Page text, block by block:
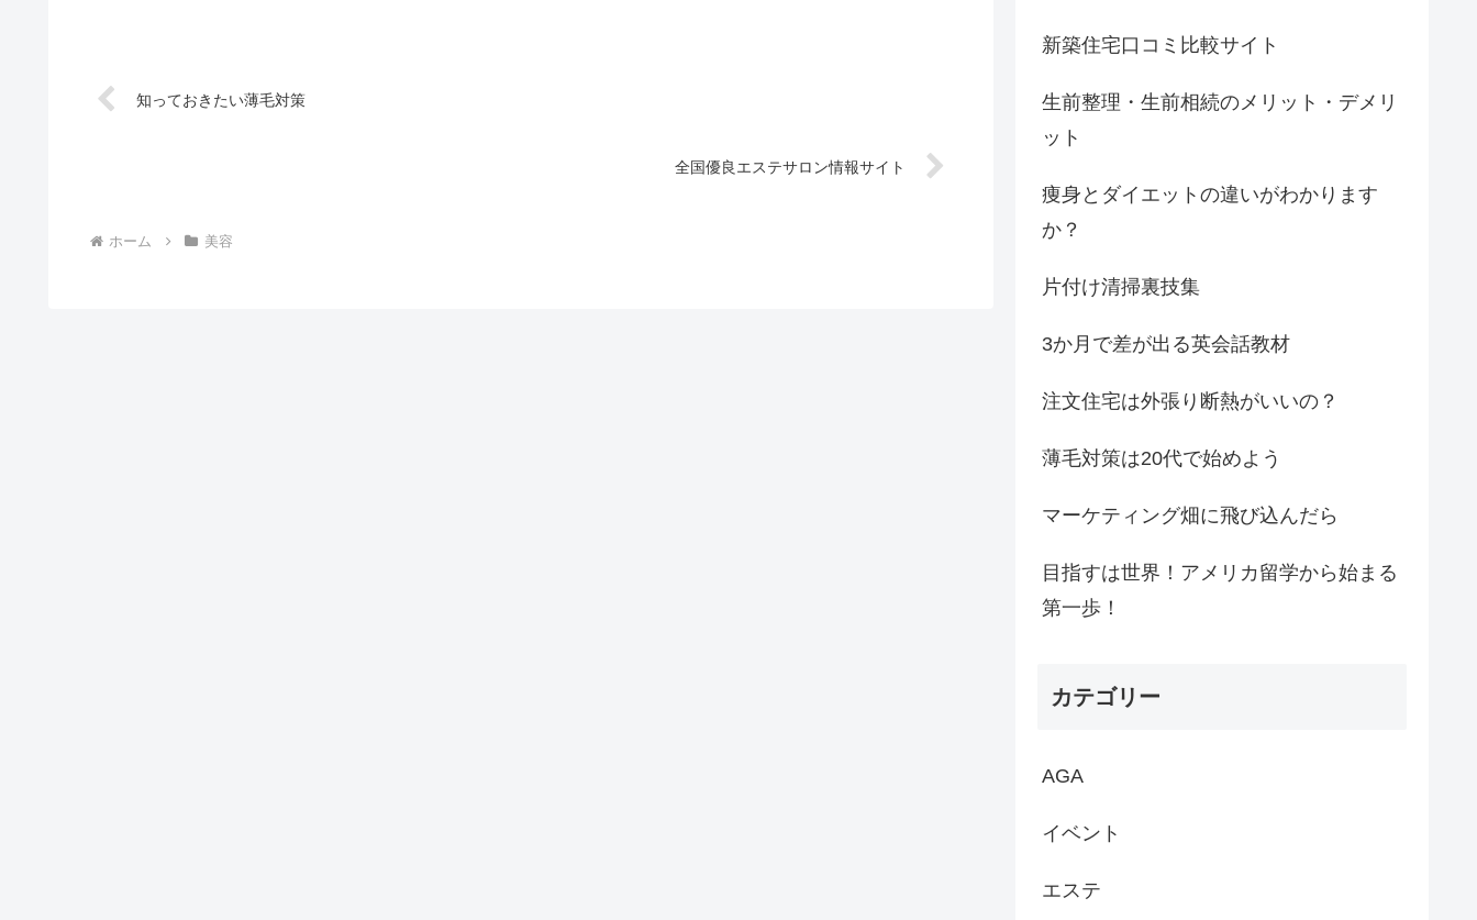
知っておきたい薄毛対策
全国優良エステサロン情報サイト
ホーム 美容
新築住宅口コミ比較サイト
生前整理・生前相続のメリット・デメリ
ット
痩身とダイエットの違いがわかります
か？
片付け清掃裏技集
3か月で差が出る英会話教材
注文住宅は外張り断熱がいいの？
薄毛対策は20代で始めよう
マーケティング畑に飛び込んだら
目指すは世界！アメリカ留学から始まる
第一歩！
カテゴリー
AGA
イベント
エステ